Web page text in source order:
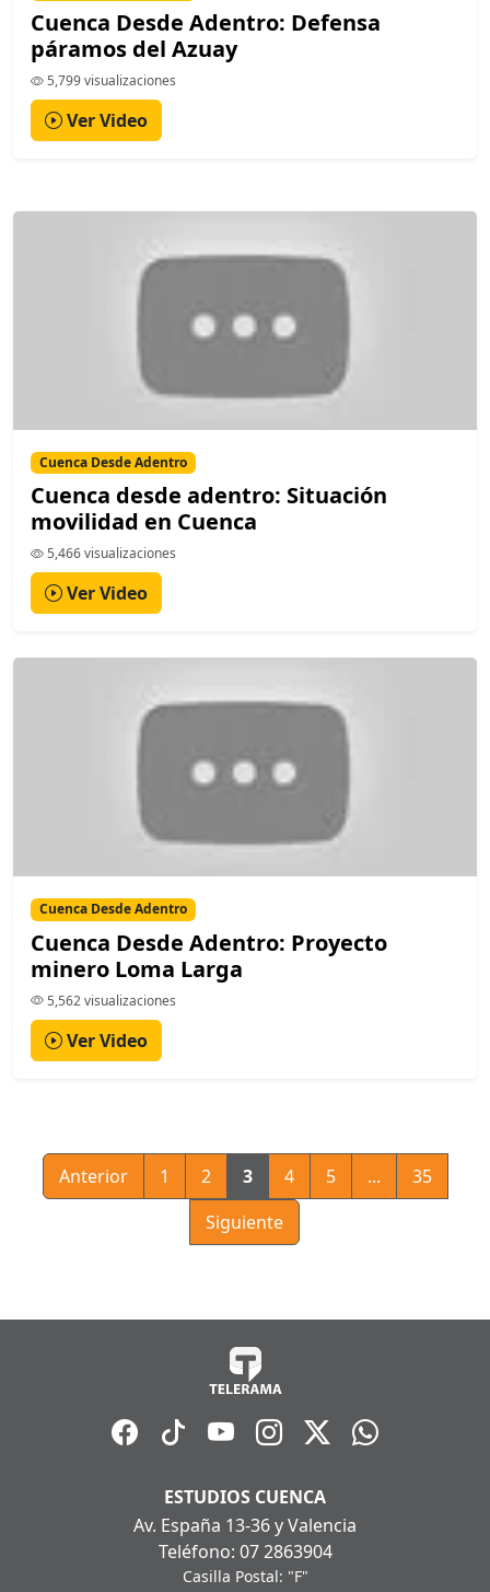
Cuenca Desde Adentro: Defensa
páramos del Azuay
5,799 visualizaciones
Ver Video
Cuenca Desde Adentro
Cuenca desde adentro: Situación
movilidad en Cuenca
5,466 visualizaciones
Ver Video
Cuenca Desde Adentro
Cuenca Desde Adentro: Proyecto
minero Loma Larga
5,562 visualizaciones
Ver Video
Anterior 1 2 3 4 5 ...
35
Siguiente
ESTUDIOS CUENCA
Av. España 13-36 y Valencia
Teléfono: 07 2863904
Casilla Postal: "F"